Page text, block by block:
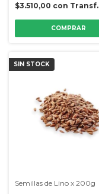
$3.510,00 con Transf.
SIN STOCK
Semillas de Lino x 200g